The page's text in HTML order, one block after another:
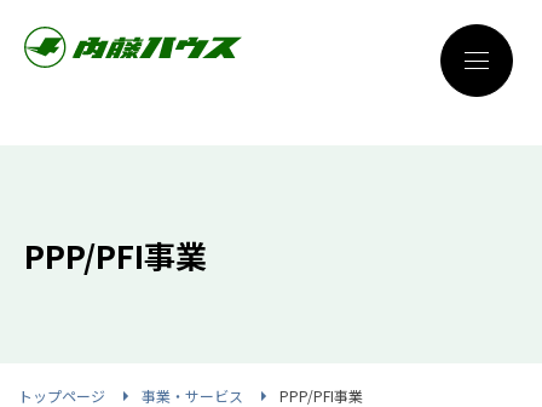
PPP/PFI事業
トップページ 事業・サービス PPP/PFI事業